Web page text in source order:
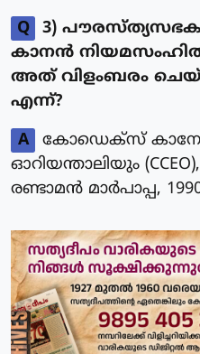
Q
3)
കാനൻ
അത് വിളംബരം
എന്ന്?
A
കോഡെക്സ്
ഓറിയന്താലിയും
രണ്ടാമൻ മാർപാപ്പ,